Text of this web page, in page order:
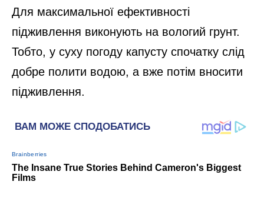
Для максимальної ефективності
підживлення виконують на вологий грунт.
Тобто, у суху погоду капусту спочатку слід
добре полити водою, а вже потім вносити
підживлення.